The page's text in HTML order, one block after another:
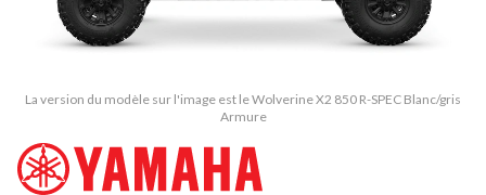
La version du modèle sur l'image est le Wolverine X2 850 R-SPEC Blanc/gris
Armure